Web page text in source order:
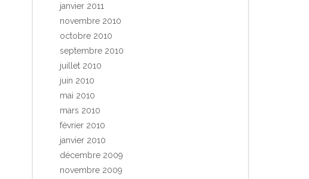
janvier 2011
novembre 2010
octobre 2010
septembre 2010
juillet 2010
juin 2010
mai 2010
mars 2010
février 2010
janvier 2010
décembre 2009
novembre 2009